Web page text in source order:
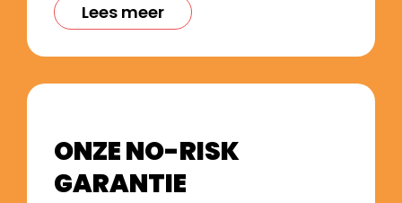
Lees meer
ONZE NO-RISK
GARANTIE